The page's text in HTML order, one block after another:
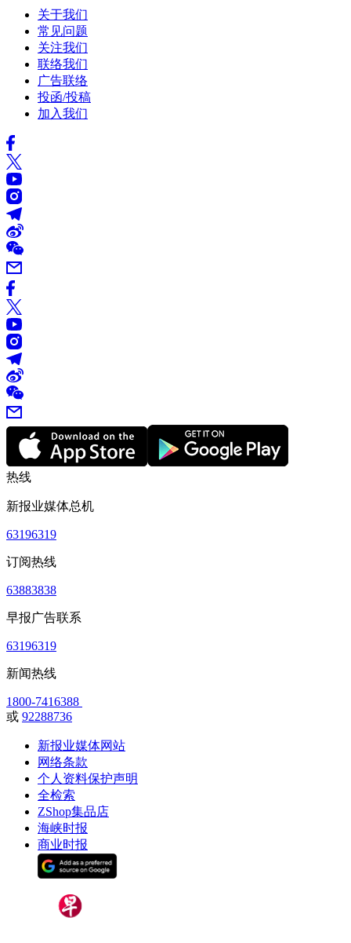
关于我们
常见问题
关注我们
联络我们
广告联络
投函/投稿
加入我们
热线
新报业媒体总机
63196319
订阅热线
63883838
早报广告联系
63196319
新闻热线
1800-7416388
或 92288736
新报业媒体网站
网络条款
个人资料保护声明
全检索
ZShop集品店
海峡时报
商业时报